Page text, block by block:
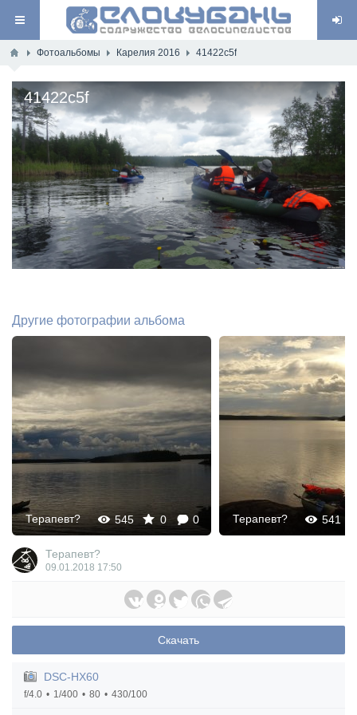
Фотоальбомы Карелия 2016 41422c5f
41422c5f
Другие фотографии альбома
545 0 0
Терапевт? 541
Терапевт?
Терапевт?
09.01.2018 17:50
Скачать
DSC-HX60
f/4.0 1/400 80 430/100